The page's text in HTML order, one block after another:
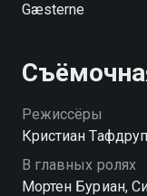
Gæsterne
Режиссёры
Кристиан Тафдруп
В главных ролях
Мортен Буриан,